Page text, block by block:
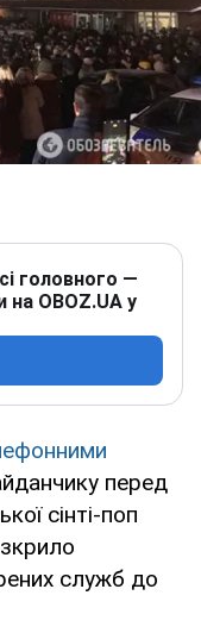
головного —
на OBOZ.UA у
перед
сінті-поп
служб до